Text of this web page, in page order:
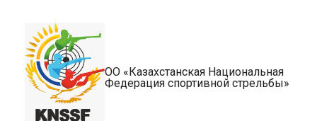
ОО «Казахстанская Национальная
Федерация спортивной стрельбы»